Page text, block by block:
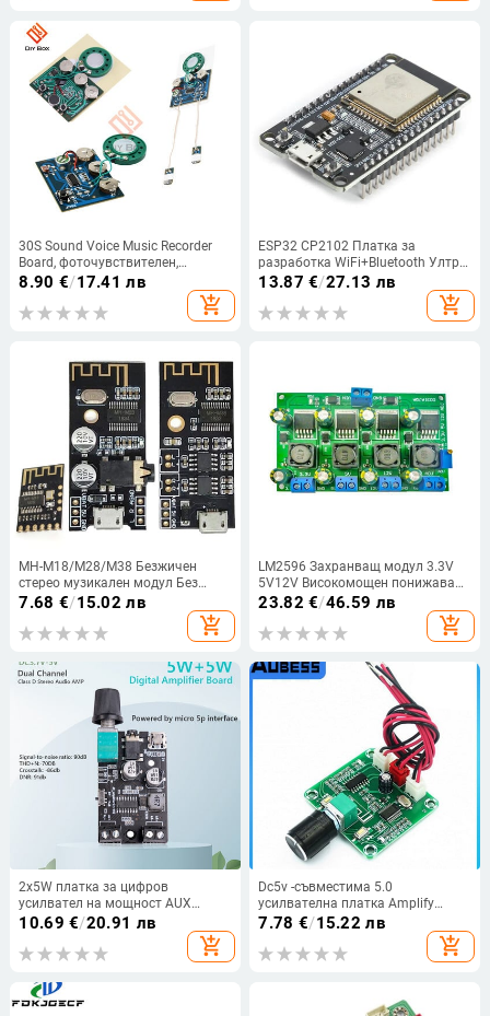
30S Sound Voice Music Recorder
Board, фоточувствителен,
чувствителен ключ за
управление, програмируем чип,
аудио модул за поздравителна
8.90 €/17.41 лв
add_shopping_cart
ESP32 CP2102 Платка за
разработка WiFi+Bluetooth Ултра-
ниска консумация на енергия
Двуядрен ESP-32 ESP-32S ESP 32
Видео
13.87 €/27.13 лв
add_shopping_cart
MH-M18/M28/M38 Безжичен
стерео музикален модул Без
загуби Bluetooth-съвместим
Модификационен комплект
7.68 €/15.02 лв
add_shopping_cart
LM2596 Захранващ модул 3.3V
5V12V Високомощен понижаващ
модул със защита от свръхток
23.82 €/46.59 лв
add_shopping_cart
2x5W платка за цифров
усилвател на мощност AUX
високоговорител DC 5V
двуканален стерео домашна
музика Безжичен модул Аудио
10.69 €/20.91 лв
add_shopping_cart
Dc5v -съвместима 5.0
усилвателна платка Amplify
Audio Xh-a158 безжична
високоговорители 5.0 2023 г.
7.78 €/15.22 лв
add_shopping_cart